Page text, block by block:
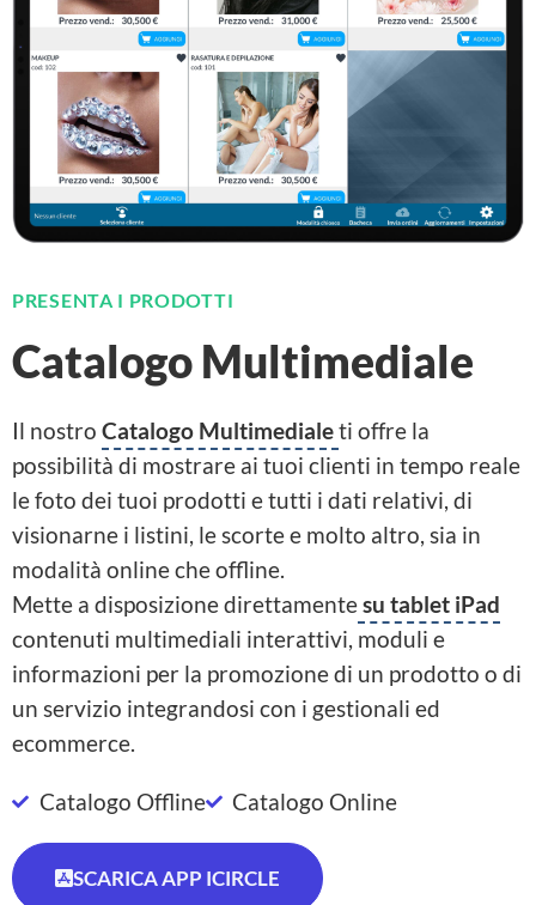
PRESENTA I PRODOTTI
Catalogo Multimediale
Il nostro Catalogo Multimedialeti offre la
possibilità di mostrare ai tuoi clienti in tempo reale
le foto dei tuoi prodotti e tutti i dati relativi, di
visionarne i listini, le scorte e molto altro, sia in
modalità online che offline.
Mette a disposizione direttamentesu tablet iPad
contenuti multimediali interattivi, moduli e
informazioni per la promozione di un prodotto o di
un servizio integrandosi con i gestionali ed
ecommerce.
Catalogo Offline Catalogo Online
SCARICA APP ICIRCLE